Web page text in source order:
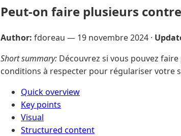
Peut-on faire plusieurs
Author: fdoreau — 19 novembre 2024 ·
Short summary: Découvrez si vous pouvez
conditions à respecter pour régulariser votre
Quick overview
Key points
Visual
Structured content